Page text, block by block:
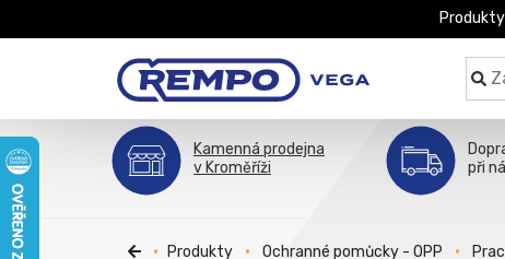
Produkty
Kamenná prodejna
v Kroměříži
při
Produkty Ochranné pomůcky - OPP